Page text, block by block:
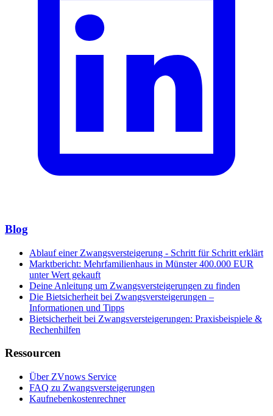
Blog
Ablauf einer Zwangsversteigerung - Schritt für Schritt erklärt
Marktbericht: Mehrfamilienhaus in Münster 400.000 EUR
unter Wert gekauft
Deine Anleitung um Zwangsversteigerungen zu finden
Die Bietsicherheit bei Zwangsversteigerungen –
Informationen und Tipps
Bietsicherheit bei Zwangsversteigerungen: Praxisbeispiele &
Rechenhilfen
Ressourcen
Über ZVnows Service
FAQ zu Zwangsversteigerungen
Kaufnebenkostenrechner